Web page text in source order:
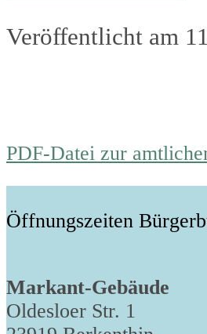
Veröffentlicht am
PDF-Datei zur
Öffnungszeiten
Markant-Gebäude
Oldesloer Str. 1